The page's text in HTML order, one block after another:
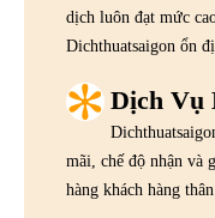
dịch luôn đạt mức
Dichthuatsaigon ổn
Dịch Vụ
mãi, chế độ nhận và
hàng khách hàng